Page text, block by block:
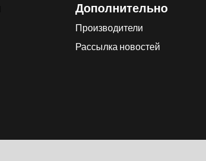
Дополнительно
Производители
Рассылка новостей